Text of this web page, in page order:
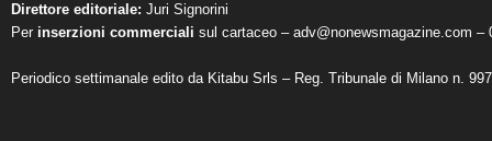
Direttore editoriale: Juri Signorini
Per inserzioni commerciali sul cartaceo – adv@nonewsmagazine.com –
Periodico settimanale edito da Kitabu Srls – Reg. Tribunale di Milano n.